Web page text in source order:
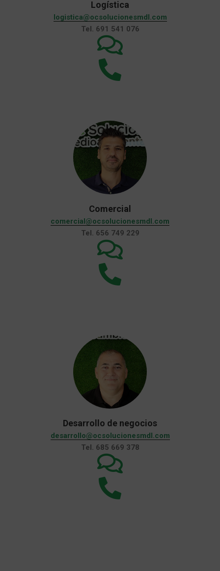
Logística
logistica@ocsolucionesmdl.com
Tel. 691 541 076
Comercial
comercial@ocsolucionesmdl.com
Tel. 656 749 229
Desarrollo de negocios
desarrollo@ocsolucionesmdl.com
Tel. 685 669 378